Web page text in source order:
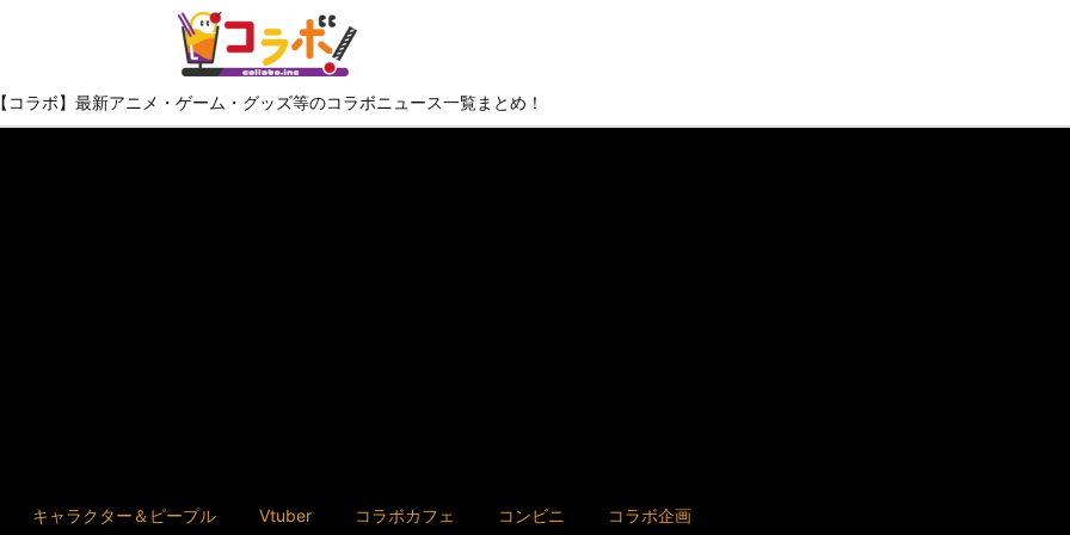
【コラボ】最新アニメ・ゲーム・グッズ等のコラボニュース一覧まとめ！
キャラクター＆ピープル Vtuber コラボカフェ コンビニ コラボ企画